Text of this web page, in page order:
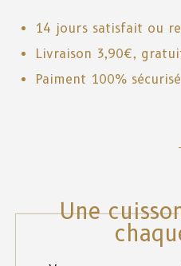
14 jours satisfait ou
Livraison 3,90€,
Paiment 100%
Une